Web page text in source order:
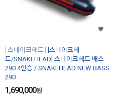
스네이크헤드
[스네이크헤
드/SNAKEHEAD] 스네이크헤드 배스
290 4인승 / SNAKEHEAD NEW BASS
290
1,690,000원